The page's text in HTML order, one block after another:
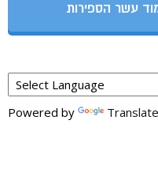
עשר הספירות
Powered by Translate